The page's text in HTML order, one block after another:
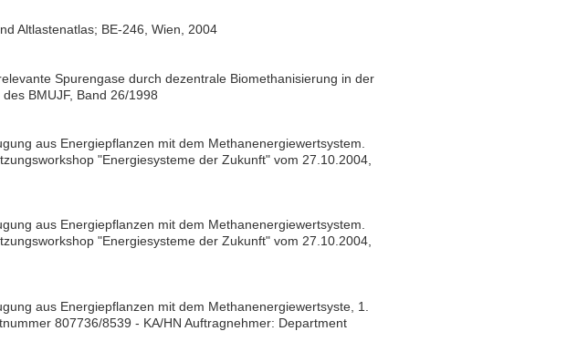
Altlastenatlas; BE-246, Wien, 2004
Spurengase durch dezentrale Biomethanisierung in der
BMUJF, Band 26/1998
aus Energiepflanzen mit dem Methanenergiewertsystem.
"Energiesysteme der Zukunft" vom 27.10.2004,
aus Energiepflanzen mit dem Methanenergiewertsystem.
"Energiesysteme der Zukunft" vom 27.10.2004,
aus Energiepflanzen mit dem Methanenergiewertsyste, 1.
807736/8539 - KA/HN Auftragnehmer: Department